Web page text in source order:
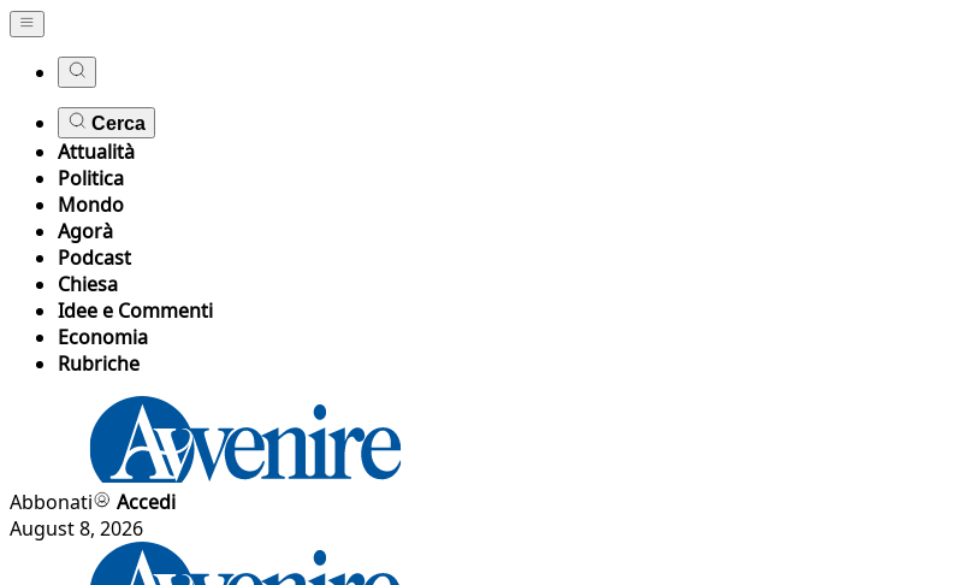
Cerca
Attualità
Politica
Mondo
Agorà
Podcast
Chiesa
Idee e Commenti
Economia
Rubriche
Abbonati
Accedi
August 8, 2026